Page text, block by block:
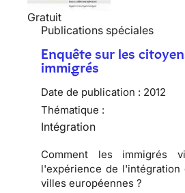
Gratuit
Publications spéciales
Enquête sur les
immigrés
Date de publication : 2012
Thématique :
Intégration
Comment les immigrés
l'expérience de l'intégration
villes européennes ?